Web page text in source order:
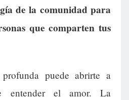
de la comunidad para
que comparten tus
puede abrirte a
entender el amor. La